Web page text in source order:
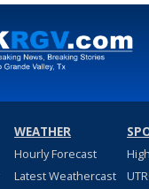
WEATHER
Hourly Forecast
Latest Weathercast